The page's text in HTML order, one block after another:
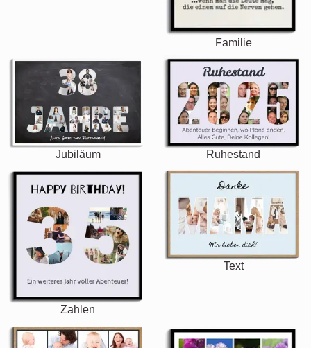
Familie
Jubiläum Ruhestand
Zahlen
Text